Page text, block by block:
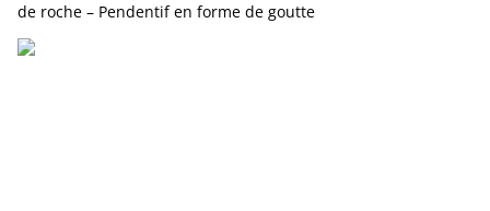
de roche – Pendentif en forme de goutte